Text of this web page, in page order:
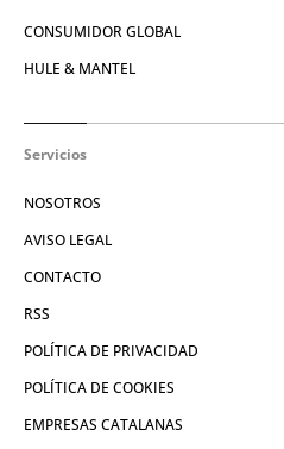
CONSUMIDOR GLOBAL
HULE & MANTEL
Servicios
NOSOTROS
AVISO LEGAL
CONTACTO
RSS
POLÍTICA DE PRIVACIDAD
POLÍTICA DE COOKIES
EMPRESAS CATALANAS